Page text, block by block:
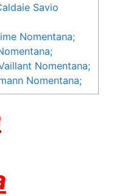
Savio
Nomentana;
Nomentana;
Nomentana;